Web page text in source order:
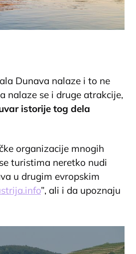
Dunava nalaze i to ne
nalaze se i druge atrakcije,
istorije tog dela
organizacije mnogih
turistima neretko nudi
u drugim evropskim
”, ali i da upoznaju